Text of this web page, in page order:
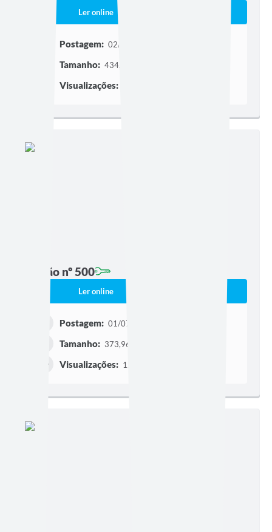
Ler online
Postagem: 02/07/2026 às 16h39
Tamanho: 434,31 KB | 5 páginas
Visualizações:
Edição nº 500
Ler online
Postagem: 01/07/2026 às 16h33
Tamanho: 373,96 KB | 3 páginas
Visualizações: 124